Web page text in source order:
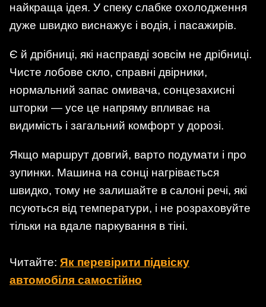
найкраща ідея. У спеку слабке охолодження
дуже швидко виснажує і водія, і пасажирів.
Є й дрібниці, які насправді зовсім не дрібниці.
Чисте лобове скло, справні двірники,
нормальний запас омивача, сонцезахисні
шторки — усе це напряму впливає на
видимість і загальний комфорт у дорозі.
Якщо маршрут довгий, варто подумати і про
зупинки. Машина на сонці нагрівається
швидко, тому не залишайте в салоні речі, які
псуються від температури, і не розраховуйте
тільки на вдале паркування в тіні.
Читайте: Як перевірити підвіску
автомобіля самостійно